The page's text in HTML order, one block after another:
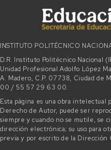
INSTITUTO POLITÉCNICO
D.R. Instituto Politécnico Nacional
Unidad Profesional Adolfo López
A. Madero, C.P. 07738, Ciudad de
00 / 55 57 29 63 00.
Esta página es una obra
Derecho de Autor, puede ser
siempre y cuando no se mutile, se
dirección electrónica; su uso para
previa y por escrito de la